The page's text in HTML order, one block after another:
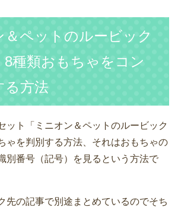
＆ペットのルービック
8種類おもちゃをコン
る方法
ット「ミニオン＆ペットのルービック
ゃを判別する方法、それはおもちゃの
別番号（記号）を見るという方法で
先の記事で別途まとめているのでそち